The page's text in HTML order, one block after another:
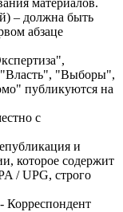
материалов.
– должна быть
абзаце
"Выборы",
публикуются на
с
и
которое содержит
/ UPG, строго
Корреспондент